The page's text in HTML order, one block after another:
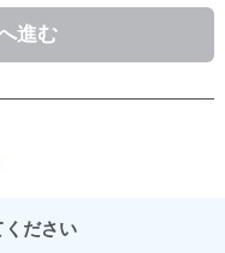
進む
ください